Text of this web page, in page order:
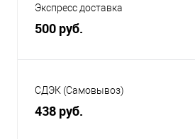
Экспресс доставка
500 руб.
СДЭК (Самовывоз)
438 руб.